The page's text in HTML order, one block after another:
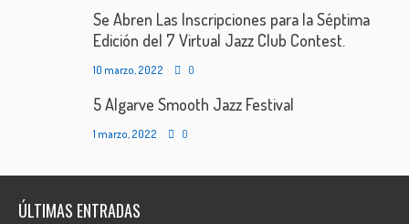
Se Abren Las Inscripciones para la Séptima
Edición del 7 Virtual Jazz Club Contest.
10 marzo, 2022 0
5 Algarve Smooth Jazz Festival
1 marzo, 2022 0
ÚLTIMAS ENTRADAS